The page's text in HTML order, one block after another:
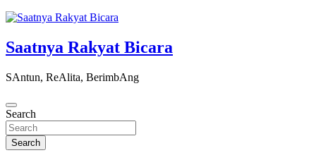
Saatnya Rakyat Bicara
SAntun, ReAlita, BerimbAng
Search
Search